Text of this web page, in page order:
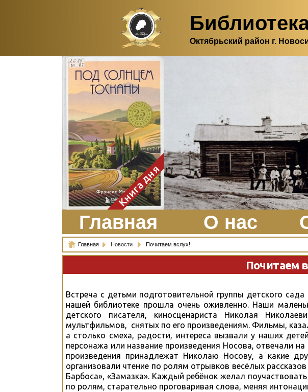
Октябрьский район г.
Здесь, в своем
итальянском доме, я вновь
испытала первичную
радость единения с
природой. Дом открыт
для бабочек, стрекоз, пчёл
или всех, кто пожелает
влететь в одно окно и
вылететь из другого. Едим
мы почти всегда во
дворе. Во мне настолько
возродился здравый
смысл моей матери -
умение наслаждаться
настоящим и не спешить, -
что даже нашлось время
отполировать до блеска
оконное стекло.
ЗаказатьКнига дня
Главная О нас
Главная Новости Почитаем вслух!
Почитаем
Встреча с детьми подготовительной группы детского
нашей библиотеке прошла очень оживленно. Наши
детского писателя, киносценариста Николая
мультфильмов, снятых по его произведениям. Фильмы,
а столько смеха, радости, интереса вызвали у наших
персонажа или название произведения Носова, отвечали
произведения принадлежат Николаю Носову, а какие
организовали чтение по ролям отрывков весёлых
Барбоса», «Замазка». Каждый ребёнок желал
по ролям, старательно проговаривая слова, меняя